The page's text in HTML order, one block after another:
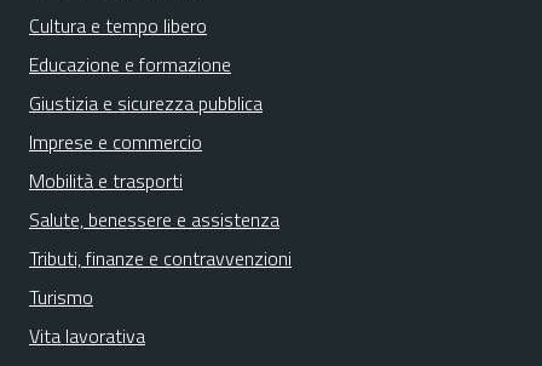
Cultura e tempo libero
Educazione e formazione
Giustizia e sicurezza pubblica
Imprese e commercio
Mobilità e trasporti
Salute, benessere e assistenza
Tributi, finanze e contravvenzioni
Turismo
Vita lavorativa